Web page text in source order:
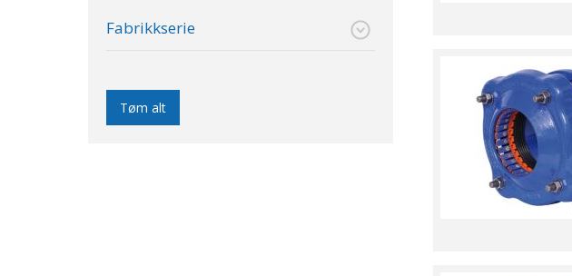
Fabrikkserie
Tøm alt